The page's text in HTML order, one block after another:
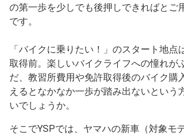
の第一歩を少しでも後押しできればとご
です。
「バイクに乗りたい！」のスタート地点
取得前。楽しいバイクライフへの憧れが
だ、教習所費用や免許取得後のバイク購
えるとなかなか一歩が踏み出ないという
いでしょうか。
そこでYSPでは、ヤマハの新車（対象モ